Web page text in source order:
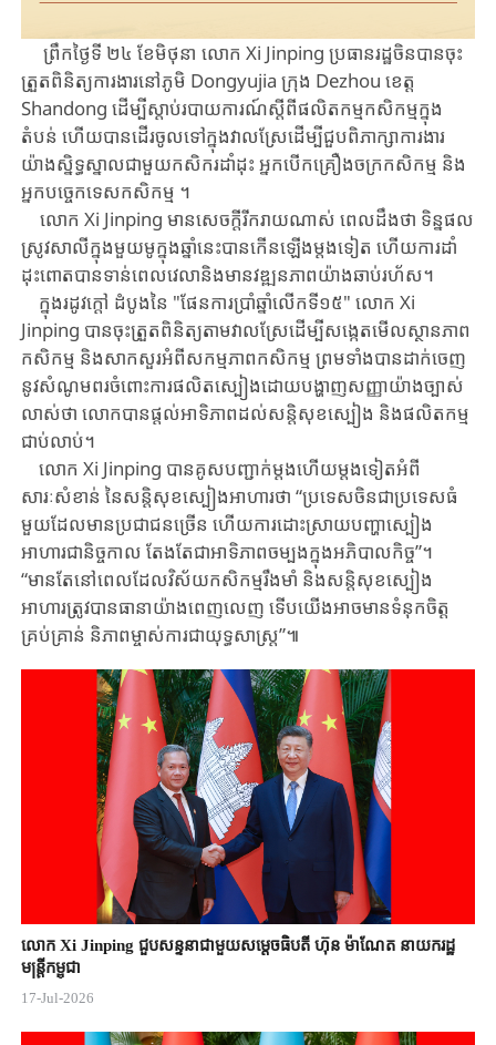
ព្រឹកថ្ងៃទី ២៤ ខែមិថុនា លោក Xi Jinping ប្រធានរដ្ឋចិនបានចុះ
ត្រួតពិនិត្យការងារនៅភូមិ Dongyujia ​​ក្រុង Dezhou ខេត្ត ​
Shandong ​ដើម្បីស្តាប់របាយការណ៍ស្តីពីផលិតកម្មកសិកម្មក្នុង
តំបន់​ ហើយបានដើរចូលទៅក្នុងវាលស្រែដើម្បីជួបពិភាក្សាការងារ
យ៉ាងស្និទ្ធស្នាលជាមួយកសិករដាំដុះ​ អ្នក​បើក​គ្រឿងចក្រកសិកម្ម និង
អ្នកបច្ចេកទេសកសិកម្ម ។
លោក Xi Jinping មាន​សេចក្តី​រីករាយណាស់ ពេលដឹងថា ទិន្នផល
ស្រូវសាលីក្នុងមួយមូក្នុងឆ្នាំនេះបានកើនឡើងម្តងទៀត ហើយ​ការដាំ
ដុះ​ពោត​បាន​ទាន់ពេលវេលា​និង​មាន​វឌ្ឍនភាព​យ៉ាង​ឆាប់រហ័ស។
ក្នុង​​រដូវក្តៅ​ ដំបូងនៃ "ផែនការប្រាំឆ្នាំលើកទី១៥" លោក Xi
Jinping បានចុះត្រួតពិនិត្យតាមវាលស្រែដើម្បីសង្កេតមើលស្ថានភាព
កសិកម្ម និងសាកសួរអំពីសកម្មភាពកសិកម្ម ព្រមទាំងបានដាក់ចេញ
នូវសំណូមពរ​ចំពោះ​ការផលិតស្បៀង​​ដោយបង្ហាញសញ្ញាយ៉ាងច្បាស់
លាស់ថា លោកបាន​ផ្តល់អាទិភាពដល់សន្តិសុខស្បៀង និងផលិតកម្ម
ជាប់លាប់។
លោក Xi Jinping បានគូសបញ្ជាក់ម្តងហើយម្តងទៀតអំពី
សារៈសំខាន់ នៃសន្តិសុខស្បៀងអាហារថា “ប្រទេសចិន​ជាប្រទេសធំ
មួយដែលមានប្រជាជនច្រើន ហើយការដោះស្រាយបញ្ហាស្បៀង
អាហារជានិច្ចកាល តែងតែជាអាទិភាពចម្បងក្នុងអភិបាលកិច្ច”។
“មានតែនៅពេលដែលវិស័យកសិកម្មរឹងមាំ និងសន្តិសុខស្បៀង
អាហារត្រូវបានធានាយ៉ាងពេញលេញ ទើបយើងអាចមានទំនុកចិត្ត
គ្រប់គ្រាន់ និភាពម្ចាស់​ការ​ជាយុទ្ធសាស្ត្រ”៕
លោក Xi Jinping ជួបសន្ទនាជាមួយសម្តេចធិបតី ហ៊ុន ម៉ាណែត នាយករដ្ឋ
មន្ត្រីកម្ពុជា
17-Jul-2026